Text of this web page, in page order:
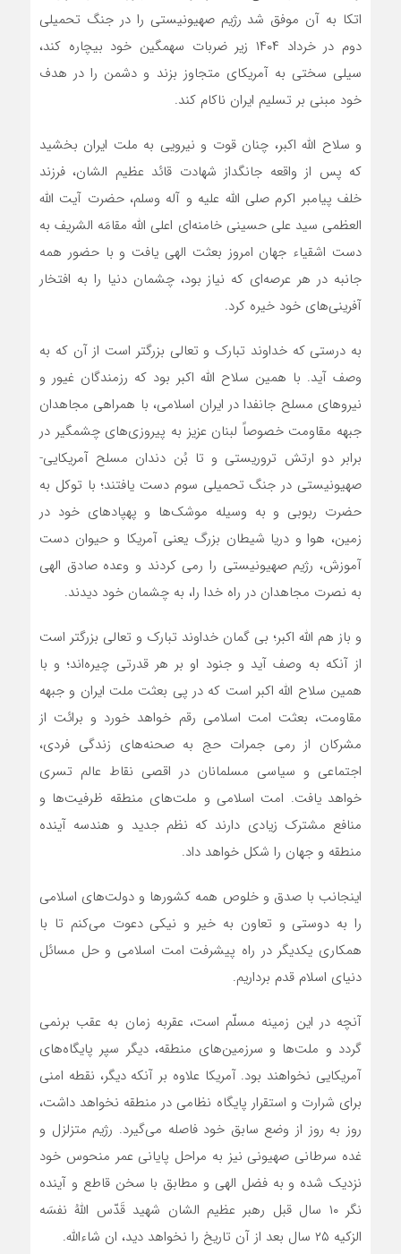
اتکا به آن موفق شد رژیم صهیونیستی را در جنگ تحمیلی
دوم در خرداد ۱۴۰۴ زیر ضربات سهمگین خود بیچاره کند،
سیلی سختی به آمریکای متجاوز بزند و دشمن را در هدف
خود مبنی بر تسلیم ایران ناکام کند.
­و سلاح الله اکبر، چنان قوت و نیرویی به ملت ایران بخشید
که پس از واقعه جانگداز شهادت قائد عظیم الشان، فرزند
خلف پیامبر اکرم صلی الله علیه و آله وسلم، حضرت آیت الله
العظمی سید علی حسینی خامنه‌ای اعلی الله مقامَه الشریف به
دست اشقیاء جهان امروز بعثت الهی یافت و با حضور همه
جانبه در هر عرصه‌ای که نیاز بود، چشمان دنیا را به افتخار
آفرینی‌های خود خیره کرد.
­به درستی که خداوند تبارک و تعالی بزرگتر است از آن که به
وصف آید. با همین سلاح الله اکبر بود که رزمندگان غیور و
نیرو‌های مسلح جانفدا در ایران اسلامی، با همراهی مجاهدان
جبهه مقاومت خصوصاً لبنان عزیز به پیروزی‌های چشمگیر در
برابر دو ارتش تروریستی و تا بُن دندان مسلح آمریکایی-
صهیونیستی در جنگ تحمیلی سوم دست یافتند؛ با توکل به
حضرت ربوبی و به وسیله موشک‌ها و پهپاد‌های خود در
زمین، هوا و دریا شیطان بزرگ یعنی آمریکا و حیوان دست
آموزش، رژیم صهیونیستی را رمی کردند و وعده صادق الهی
به نصرت مجاهدان در راه خدا را، به چشمان خود دیدند.
­و باز هم الله اکبر؛ بی گمان خداوند تبارک و تعالی بزرگتر است
از آنکه به وصف آید و جنود او بر هر قدرتی چیره‌اند؛ و با
همین سلاح الله اکبر است که در پی بعثت ملت ایران و جبهه
مقاومت، بعثت امت اسلامی رقم خواهد خورد و برائت از
مشرکان از رمی جمرات حج به صحنه‌های زندگی فردی،
اجتماعی و سیاسی مسلمانان در اقصی نقاط عالم تسری
خواهد یافت. امت اسلامی و ملت‌های منطقه ظرفیت‌ها و
منافع مشترک زیادی دارند که نظم جدید و هندسه آینده
منطقه و جهان را شکل خواهد داد.
­اینجانب با صدق و خلوص همه کشور‌ها و دولت‌های اسلامی
را به دوستی و تعاون به خیر و نیکی دعوت می‌کنم تا با
همکاری یکدیگر در راه پیشرفت امت اسلامی و حل مسائل
دنیای اسلام قدم برداریم.
­آنچه در این زمینه مسلّم است، عقربه زمان به عقب برنمی
گردد و ملت‌ها و سرزمین‌های منطقه، دیگر سپر پایگاه‌های
آمریکایی نخواهند بود. آمریکا علاوه بر آنکه دیگر، نقطه امنی
برای شرارت و استقرار پایگاه نظامی در منطقه نخواهد داشت،
روز به روز از وضع سابق خود فاصله می‌گیرد. رژیم متزلزل و
غده سرطانی صهیونی نیز به مراحل پایانی عمر منحوس خود
نزدیک شده و به فضل الهی و مطابق با سخن قاطع و آینده
نگر ۱۰ سال قبل رهبر عظیم الشان شهید قَدّس اللهُ نفسَه
الزکیه ۲۵ سال بعد از آن تاریخ را نخواهد دید، ان شاءالله.